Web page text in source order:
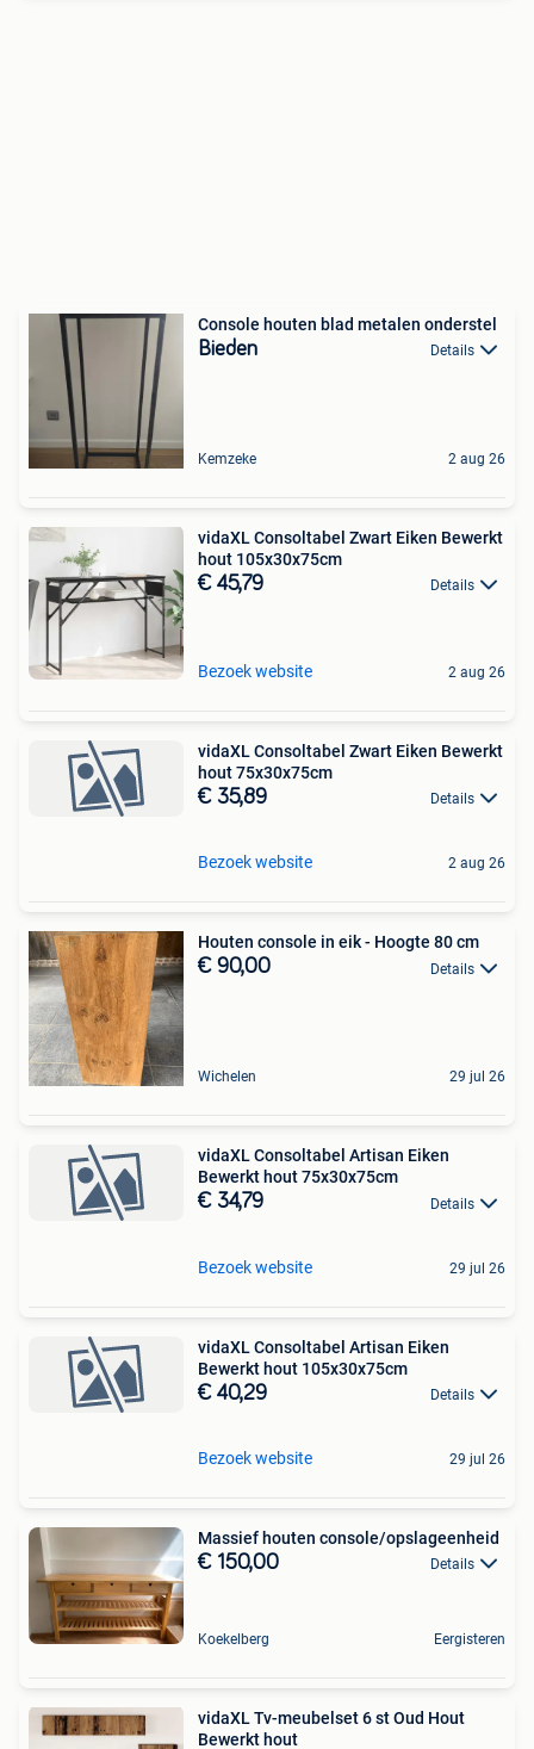
Console houten blad metalen onderstel
Bieden Details
Kemzeke 2 aug 26
vidaXL Consoltabel Zwart Eiken Bewerkt
hout 105x30x75cm
€ 45,79 Details
Bezoek website 2 aug 26
vidaXL Consoltabel Zwart Eiken Bewerkt
hout 75x30x75cm
€ 35,89 Details
Bezoek website 2 aug 26
Houten console in eik - Hoogte 80 cm
€ 90,00 Details
Wichelen 29 jul 26
vidaXL Consoltabel Artisan Eiken
Bewerkt hout 75x30x75cm
€ 34,79 Details
Bezoek website 29 jul 26
vidaXL Consoltabel Artisan Eiken
Bewerkt hout 105x30x75cm
€ 40,29 Details
Bezoek website 29 jul 26
Massief houten console/opslageenheid
€ 150,00 Details
Koekelberg Eergisteren
vidaXL Tv-meubelset 6 st Oud Hout
Bewerkt hout